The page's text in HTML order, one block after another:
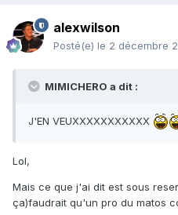
alexwilson
Posté(e) le 2 décembre
MIMICHERO a dit :
J'EN VEUXXXXXXXXXXX
Lol,
Mais ce que j'ai dit est sous
ça)faudrait qu'un pro du matos